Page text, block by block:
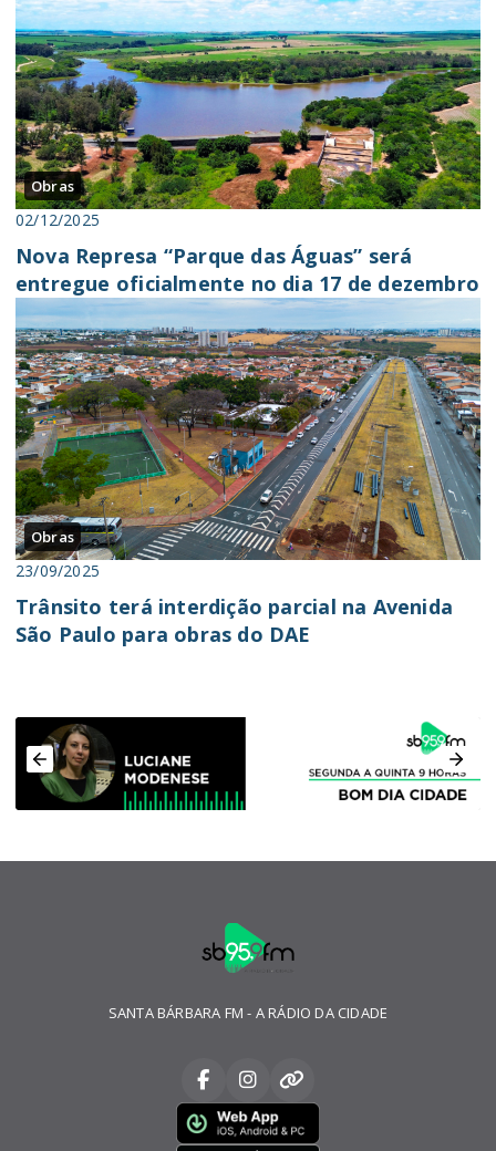
Obras
02/12/2025
Nova Represa “Parque das Águas” será
entregue oficialmente no dia 17 de dezembro
Obras
23/09/2025
Trânsito terá interdição parcial na Avenida
São Paulo para obras do DAE
SANTA BÁRBARA FM - A RÁDIO DA CIDADE